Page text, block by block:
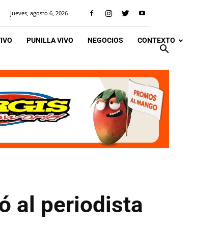
jueves, agosto 6, 2026
PUNILLA VIVO NEGOCIOS CONTEXTO
al periodista